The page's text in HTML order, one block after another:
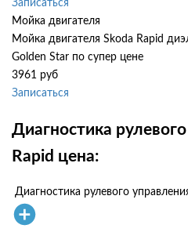
Записаться
Мойка двигателя
Мойка двигателя Skoda Rapid
Golden Star по супер цене
3961 руб
Записаться
Диагностика
Rapid цена:
Диагностика рулевого